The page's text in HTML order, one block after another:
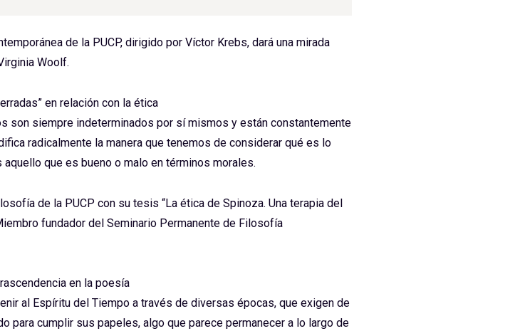
de la PUCP, dirigido por Víctor Krebs, dará una mirada
Woolf.
en relación con la ética
son siempre indeterminados por sí mismos y están constantemente
radicalmente la manera que tenemos de considerar qué es lo
que es bueno o malo en términos morales.
de la PUCP con su tesis “La ética de Spinoza. Una terapia del
fundador del Seminario Permanente de Filosofía
en la poesía
al Espíritu del Tiempo a través de diversas épocas, que exigen de
para cumplir sus papeles, algo que parece permanecer a lo largo de